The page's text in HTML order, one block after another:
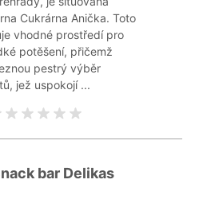
Cukrárna Anička. Toto
vhodné prostředí pro
potěšení, přičemž
pestrý výběr
jež uspokojí ...
bar Delikas